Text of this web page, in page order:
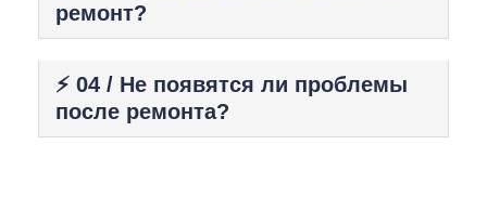
ремонт?
⚡️ 04 / Не появятся ли проблемы
после ремонта?